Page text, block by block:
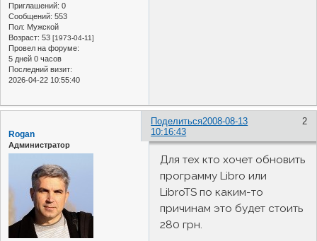
Приглашений: 0
Сообщений: 553
Пол: Мужской
Возраст: 53 [1973-04-11]
Провел на форуме:
5 дней 0 часов
Последний визит:
2026-04-22 10:55:40
Поделиться 2
2008-08-13
10:16:43
Rogan
Администратор
Для тех кто хочет обновить
программу Libro или
LibroTS по каким-то
причинам это будет стоить
280 грн.